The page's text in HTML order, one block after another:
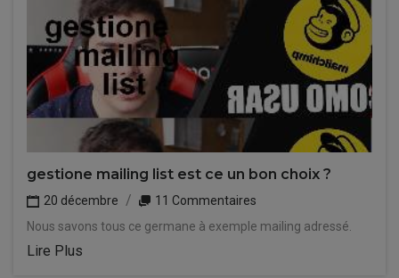
gestione mailing list est ce un bon choix ?
20 décembre
11 Commentaires
Nous savons tous ce germane à exemple mailing adressé.
Lire Plus